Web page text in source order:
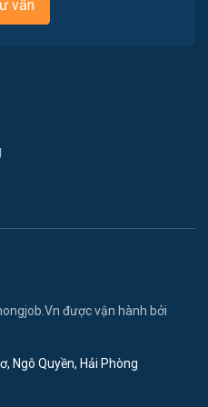
vấn
được vận hành bởi
Ngô Quyền, Hải Phòng